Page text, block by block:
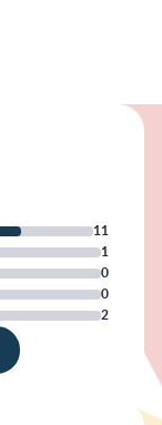
11
1
0
0
2